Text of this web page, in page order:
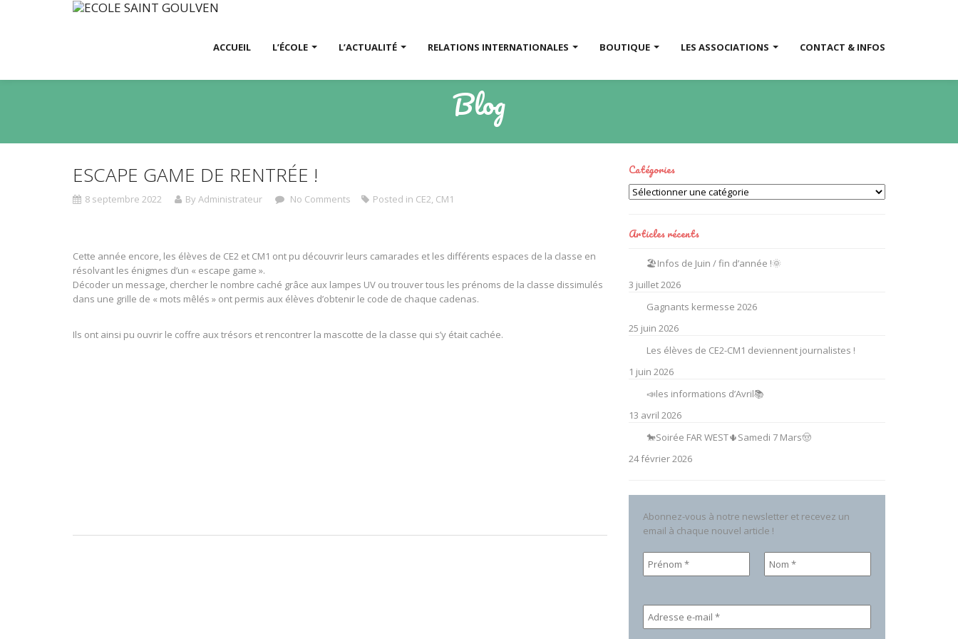
ACCUEIL L’ÉCOLE L’ACTUALITÉ RELATIONS INTERNATIONALES BOUTIQUE LES ASSOCIATIONS CONTACT & INFOS
Blog
ESCAPE GAME DE RENTRÉE !
8 septembre 2022 By Administrateur No Comments Posted in CE2, CM1
Cette année encore, les élèves de CE2 et CM1 ont pu découvrir leurs camarades et les différents espaces de la classe en
résolvant les énigmes d’un « escape game ».
Décoder un message, chercher le nombre caché grâce aux lampes UV ou trouver tous les prénoms de la classe dissimulés
dans une grille de « mots mêlés » ont permis aux élèves d’obtenir le code de chaque cadenas.
Ils ont ainsi pu ouvrir le coffre aux trésors et rencontrer la mascotte de la classe qui s’y était cachée.
Catégories
Catégories
Articles récents
🏖️Infos de Juin / fin d’année !🌞
3 juillet 2026
Gagnants kermesse 2026
25 juin 2026
Les élèves de CE2-CM1 deviennent journalistes !
1 juin 2026
📣les informations d’Avril📚
13 avril 2026
🐎Soirée FAR WEST🌵Samedi 7 Mars🤠
24 février 2026
Abonnez-vous à notre newsletter et recevez un
email à chaque nouvel article !